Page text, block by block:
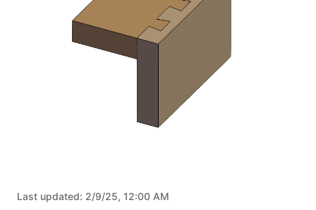
Last updated: 2/9/25, 12:00 AM